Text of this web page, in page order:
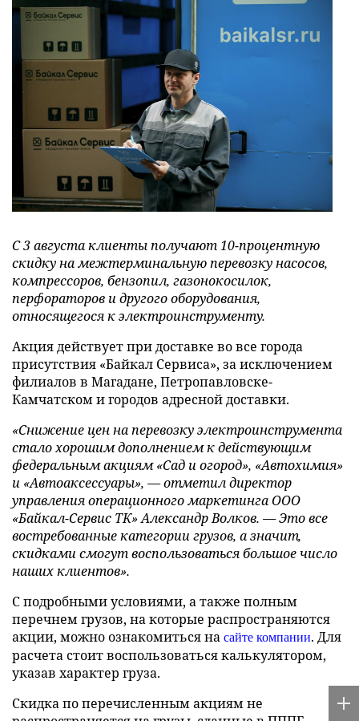
С 3 августа клиенты получают 10-процентную
скидку на межтерминальную перевозку насосов,
компрессоров, бензопил, газонокосилок,
перфораторов и другого оборудования,
относящегося к электроинструменту.
Акция действует при доставке во все города
присутствия «Байкал Сервиса», за исключением
филиалов в Магадане, Петропавловске-
Камчатском и городов адресной доставки.
«Снижение цен на перевозку электроинструмента
стало хорошим дополнением к действующим
федеральным акциям «Сад и огород», «Автохимия»
и «Автоаксессуары», — отметилдиректор
управления операционного маркетинга ООО
«Байкал-Сервис ТК» Александр Волков. — Это все
востребованные категории грузов, а значит,
скидками смогут воспользоваться большое число
наших клиентов».
С подробными условиями, а также полным
перечнем грузов, на которые распространяются
акции, можно ознакомиться на сайте компании. Для
расчета стоит воспользоваться калькулятором,
указав характер груза.
Скидка по перечисленным акциям не